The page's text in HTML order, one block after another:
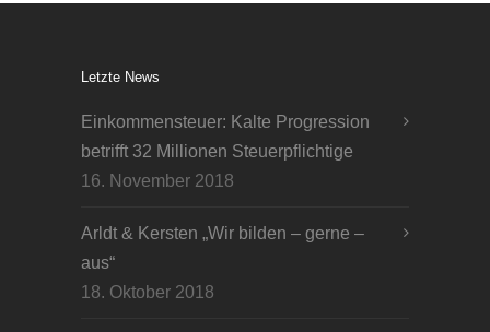
Letzte News
Einkommensteuer: Kalte Progression
betrifft 32 Millionen Steuerpflichtige
16. November 2018
Arldt & Kersten „Wir bilden – gerne –
aus“
18. Oktober 2018